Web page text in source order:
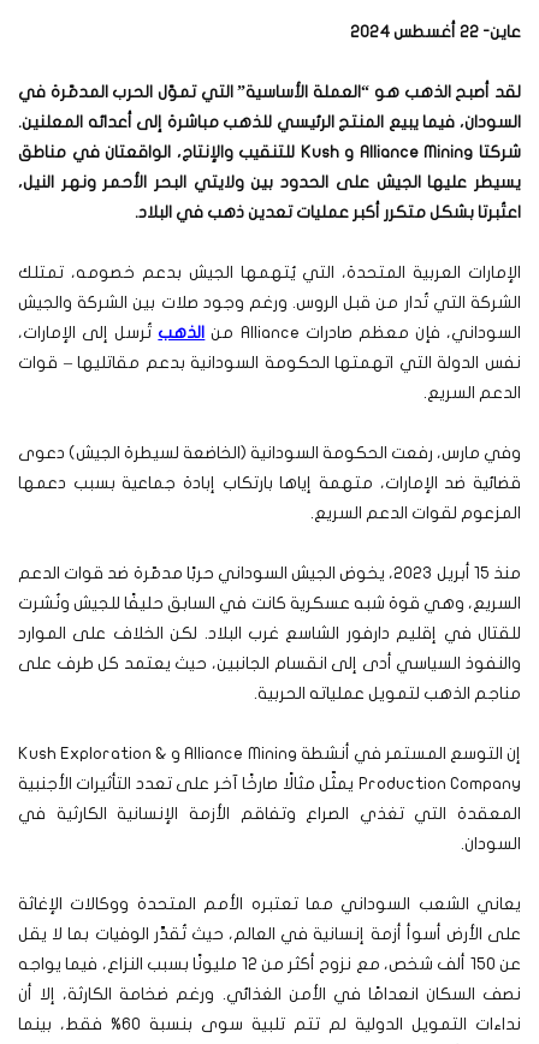
عاين- 22 أغسطس 2024
لقد أصبح الذهب هو “العملة الأساسية” التي تموّل الحرب المدمّرة في
السودان، فيما يبيع المنتج الرئيسي للذهب مباشرة إلى أعدائه المعلنين.
شركتاAlliance Mining وKush
للتنقيب والإنتاج، الواقعتان في مناطق
يسيطر عليها الجيش على الحدود بين ولايتي البحر الأحمر ونهر النيل،
اعتُبرتا بشكل متكرر أكبر عمليات تعدين ذهب في البلاد.
الإمارات العربية المتحدة، التي يُتهمها الجيش بدعم خصومه، تمتلك
الشركة التي تُدار من قبل الروس. ورغم وجود صلات بين الشركة والجيش
السوداني، فإن معظم صادرات Alliance من
الذهب تُرسل إلى الإمارات،
نفس الدولة التي اتهمتها الحكومة السودانية بدعم مقاتليها – قوات
الدعم السريع.
وفي مارس، رفعت الحكومة السودانية (الخاضعة لسيطرة الجيش) دعوى
قضائية ضد الإمارات، متهمة إياها بارتكاب إبادة جماعية بسبب دعمها
المزعوم لقوات الدعم السريع.
منذ 15 أبريل 2023، يخوض الجيش السوداني حربًا مدمّرة ضد قوات الدعم
السريع، وهي قوة شبه عسكرية كانت في السابق حليفًا للجيش ونُشرت
للقتال في إقليم دارفور الشاسع غرب البلاد. لكن الخلاف على الموارد
والنفوذ السياسي أدى إلى انقسام الجانبين، حيث يعتمد كل طرف على
مناجم الذهب لتمويل عملياته الحربية.
إن التوسع المستمر في أنشطة Alliance Mining و Kush Exploration &
Production Company يمثّل مثالًا صارخًا آخر على تعدد التأثيرات الأجنبية
المعقدة التي تغذي الصراع وتفاقم الأزمة الإنسانية الكارثية في
السودان.
يعاني الشعب السوداني مما تعتبره الأمم المتحدة ووكالات الإغاثة
على الأرض أسوأ أزمة إنسانية في العالم، حيث تُقدَّر الوفيات بما لا يقل
عن 150 ألف شخص، مع نزوح أكثر من 12 مليونًا بسبب النزاع، فيما يواجه
نصف السكان انعدامًا في الأمن الغذائي. ورغم ضخامة الكارثة، إلا أن
نداءات التمويل الدولية لم تتم تلبية سوى بنسبة 60% فقط، بينما